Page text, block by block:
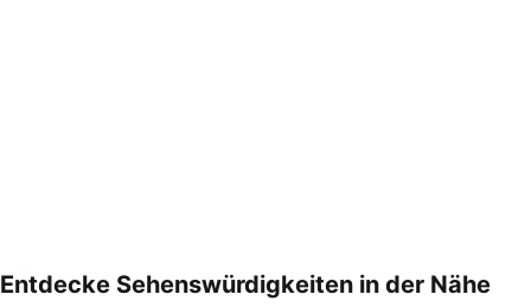
Entdecke Sehenswürdigkeiten in der Nähe